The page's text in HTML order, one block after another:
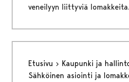
veneilyyn liittyviä lomakkeita.
Etusivu Kaupunki ja
Sähköinen asiointi ja